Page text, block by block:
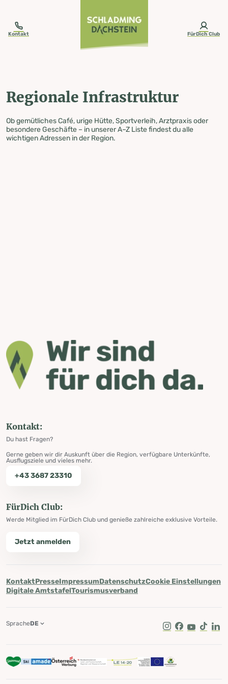
Kontakt FürDich Club
Regionale Infrastruktur
Ob gemütliches Café, urige Hütte, Sportverleih, Arztpraxis oder
besondere Geschäfte – in unserer A–Z Liste findest du alle
wichtigen Adressen in der Region.
Kontakt:
Du hast Fragen?
Gerne geben wir dir Auskunft über die Region, verfügbare Unterkünfte,
Ausflugsziele und vieles mehr.
+43 3687 23310
FürDich Club:
Werde Mitglied im FürDich Club und genieße zahlreiche exklusive Vorteile.
Jetzt anmelden
KontaktPresseImpressumDatenschutzCookie Einstellungen
Digitale AmtstafelTourismusverband
Instagram
Facebook
Youtube
Tik Tok
SpracheDE